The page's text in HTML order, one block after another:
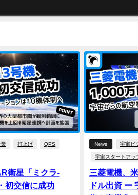
業 打上げ QPS
衛星「ミクラ-
初交信に成功
News 宇宙ビ
宇宙スタートアッ
三菱電機、
ドル出資 ー